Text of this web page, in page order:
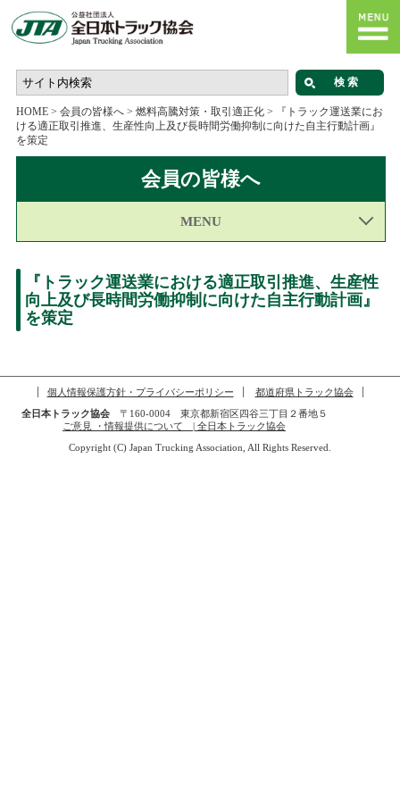
HOME> 会員の皆様へ> 燃料高騰対策・取引適正化>
『トラック運送業にお
ける適正取引推進、生産性向上及び長時間労働抑制に向けた自主行動計画』
を策定
会員の皆様へ
MENU
『トラック運送業における適正取引推進、生産性
向上及び長時間労働抑制に向けた自主行動計画』
を策定
個人情報保護方針・プライバシーポリシー
都道府県トラック協会
全日本トラック協会〒160-0004 東京都新宿区四谷三丁目２番地５
ご意見 ・情報提供について | 全日本トラック協会
Copyright (C) Japan Trucking Association, All Rights Reserved.